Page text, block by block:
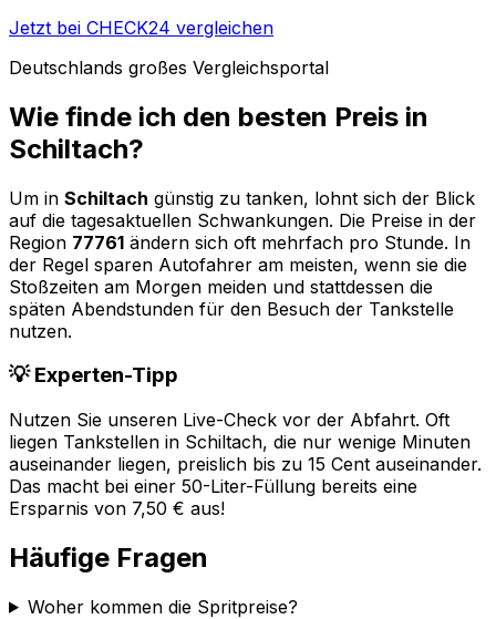
Jetzt bei CHECK24 vergleichen
Deutschlands großes Vergleichsportal
Wie finde ich den besten Preis in
Schiltach?
Um in Schiltach günstig zu tanken, lohnt sich der Blick
auf die tagesaktuellen Schwankungen. Die Preise in der
Region 77761 ändern sich oft mehrfach pro Stunde. In
der Regel sparen Autofahrer am meisten, wenn sie die
Stoßzeiten am Morgen meiden und stattdessen die
späten Abendstunden für den Besuch der Tankstelle
nutzen.
💡 Experten-Tipp
Nutzen Sie unseren Live-Check vor der Abfahrt. Oft
liegen Tankstellen in Schiltach, die nur wenige Minuten
auseinander liegen, preislich bis zu 15 Cent auseinander.
Das macht bei einer 50-Liter-Füllung bereits eine
Ersparnis von 7,50 € aus!
Häufige Fragen
Woher kommen die Spritpreise?